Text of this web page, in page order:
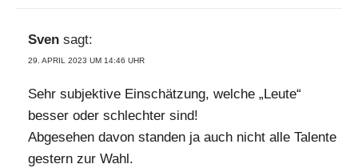
Sven sagt:
29. APRIL 2023 UM 14:46 UHR
Sehr subjektive Einschätzung, welche „Leute“
besser oder schlechter sind!
Abgesehen davon standen ja auch nicht alle Talente
gestern zur Wahl.